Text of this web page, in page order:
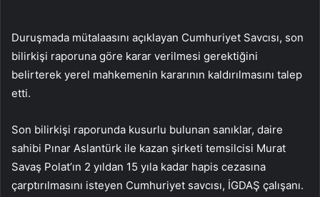
Duruşmada mütalaasını açıklayan Cumhuriyet Savcısı, son
bilirkişi raporuna göre karar verilmesi gerektiğini
belirterek yerel mahkemenin kararının kaldırılmasını talep
etti.
Son bilirkişi raporunda kusurlu bulunan sanıklar, daire
sahibi Pınar Aslantürk ile kazan şirketi temsilcisi Murat
Savaş Polat’ın 2 yıldan 15 yıla kadar hapis cezasına
çarptırılmasını isteyen Cumhuriyet savcısı, İGDAŞ çalışanı.